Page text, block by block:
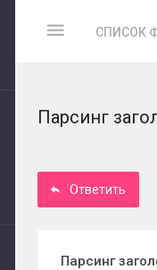
СПИСОК
Парсинг
Ответить
Парсинг